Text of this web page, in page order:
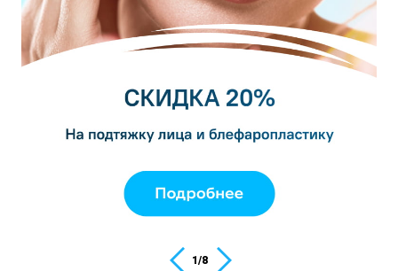
1/8